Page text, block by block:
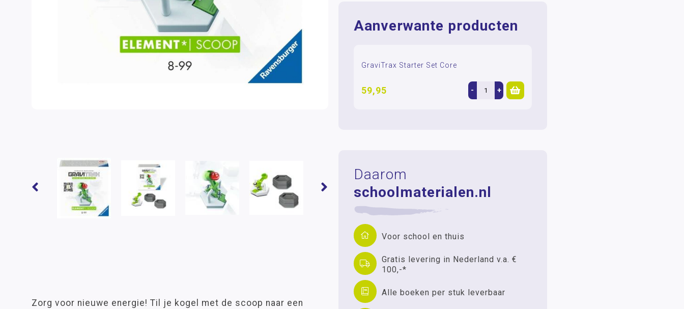
Aanverwante producten
GraviTrax Starter Set Core
59,95 - +
Daarom
schoolmaterialen.nl
Voor school en thuis
Gratis levering in Nederland v.a. €
100,-*
Alle boeken per stuk leverbaar
Zorg voor nieuwe energie! Til je kogel met de scoop naar een